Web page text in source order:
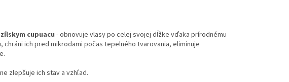
cupuacu - obnovuje vlasy po celej svojej dĺžke vďaka prírodnému
ich pred mikrodami počas tepelného tvarovania, eliminuje
zlepšuje ich stav a vzhľad.